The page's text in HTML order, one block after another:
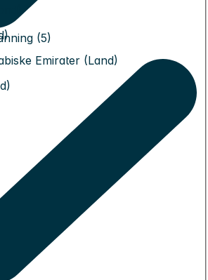
Emirater (Land)
(5)